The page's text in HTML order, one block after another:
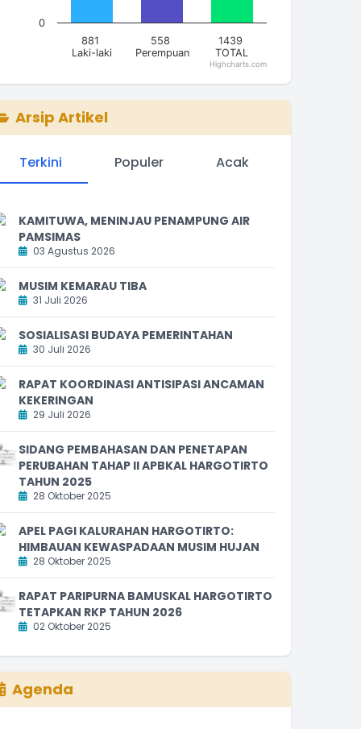
881
Laki-laki
558
Perempuan
1439
TOTAL
0
Highcharts.com
Arsip Artikel
Terkini Populer Acak
KAMITUWA, MENINJAU PENAMPUNG AIR
PAMSIMAS
03 Agustus 2026
MUSIM KEMARAU TIBA
31 Juli 2026
SOSIALISASI BUDAYA PEMERINTAHAN
30 Juli 2026
RAPAT KOORDINASI ANTISIPASI ANCAMAN
KEKERINGAN
29 Juli 2026
SIDANG PEMBAHASAN DAN PENETAPAN
PERUBAHAN TAHAP II APBKAL HARGOTIRTO
TAHUN 2025
28 Oktober 2025
APEL PAGI KALURAHAN HARGOTIRTO:
HIMBAUAN KEWASPADAAN MUSIM HUJAN
28 Oktober 2025
RAPAT PARIPURNA BAMUSKAL HARGOTIRTO
TETAPKAN RKP TAHUN 2026
02 Oktober 2025
Agenda